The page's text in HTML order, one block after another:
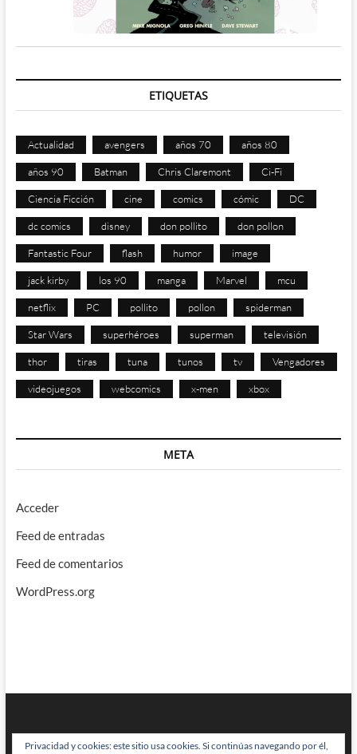
ETIQUETAS
Actualidad avengers años 70 años 80
años 90 Batman Chris Claremont Ci-Fi
Ciencia Ficción cine comics cómic DC
dc comics disney don pollito don pollon
Fantastic Four flash humor image
jack kirby los 90 manga Marvel mcu
netflix PC pollito pollon spiderman
Star Wars superhéroes superman televisión
thor tiras tuna tunos tv Vengadores
videojuegos webcomics x-men xbox
META
Acceder
Feed de entradas
Feed de comentarios
WordPress.org
Privacidad y cookies: este sitio usa cookies. Si continúas navegando por él,